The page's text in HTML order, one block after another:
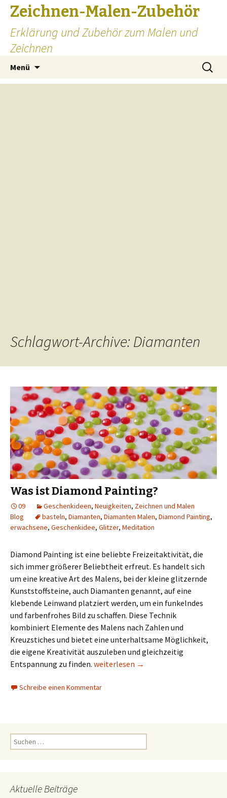
Zeichnen-Malen-Zubehör
Erklärung und Zubehör zum Malen und
Zeichnen
Menü
springen
Suchen
nach:
Schlagwort-Archive: Diamanten
Was ist Diamond Painting?
09 Geschenkideen, Neuigkeiten, Zeichnen und Malen
Blog
basteln, Diamanten, Diamanten Malen, Diamond Painting,
erwachsene, Geschenkidee, Glitzer, Meditation
Diamond Painting ist eine beliebte Freizeitaktivität, die
sich immer größerer Beliebtheit erfreut. Es handelt sich
um eine kreative Art des Malens, bei der kleine glitzernde
Kunststoffsteine, auch Diamanten genannt, auf eine
klebende Leinwand platziert werden, um ein funkelndes
und farbenfrohes Bild zu schaffen. Diese Technik
kombiniert Elemente des Malens nach Zahlen und
Kreuzstiches und bietet eine unterhaltsame Möglichkeit,
die eigene Kreativität auszuleben und gleichzeitig
Entspannung zu finden. Was ist Diamond Painting?
weiterlesen →
Schreibe einen Kommentar
Suchen
nach:
Aktuelle Beiträge